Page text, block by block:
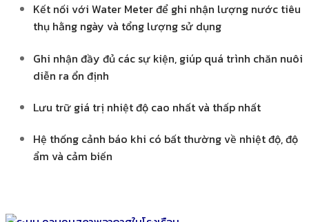
Kết nối với Water Meter để ghi nhận lượng nước tiêu
thụ hằng ngày và tổng lượng sử dụng
Ghi nhận đầy đủ các sự kiện, giúp quá trình chăn nuôi
diễn ra ổn định
Lưu trữ giá trị nhiệt độ cao nhất và thấp nhất
Hệ thống cảnh báo khi có bất thường về nhiệt độ, độ
ẩm và cảm biến